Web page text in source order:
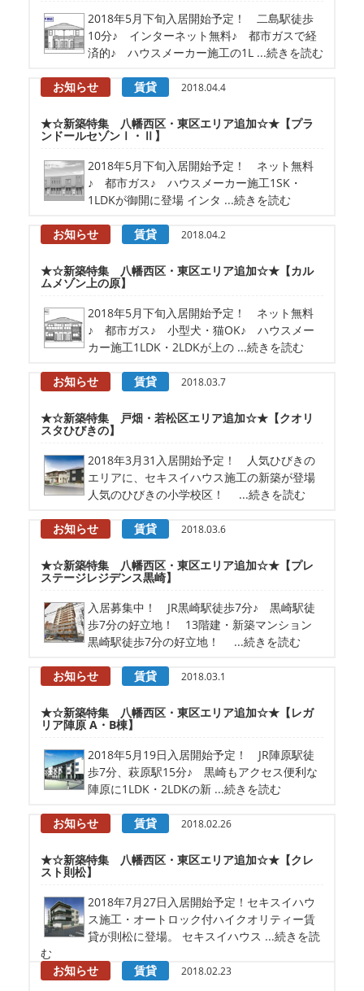
2018年5月下旬入居開始予定！ 二島駅徒歩
10分♪ インターネット無料♪ 都市ガスで経
済的♪ ハウスメーカー施工の1L ...続きを読む
お知らせ 賃貸 2018.04.4
★☆新築特集 八幡西区・東区エリア追加☆★【プラ
ンドールセゾンⅠ・Ⅱ】
2018年5月下旬入居開始予定！ ネット無料
♪ 都市ガス♪ ハウスメーカー施工1SK・
1LDKが御開に登場 インタ ...続きを読む
お知らせ 賃貸 2018.04.2
★☆新築特集 八幡西区・東区エリア追加☆★【カル
ムメゾン上の原】
2018年5月下旬入居開始予定！ ネット無料
♪ 都市ガス♪ 小型犬・猫OK♪ ハウスメー
カー施工1LDK・2LDKが上の ...続きを読む
お知らせ 賃貸 2018.03.7
★☆新築特集 戸畑・若松区エリア追加☆★【クオリ
スタひびきの】
2018年3月31入居開始予定！ 人気ひびきの
エリアに、セキスイハウス施工の新築が登場
人気のひびきの小学校区！ ...続きを読む
お知らせ 賃貸 2018.03.6
★☆新築特集 八幡西区・東区エリア追加☆★【プレ
ステージレジデンス黒崎】
入居募集中！ JR黒崎駅徒歩7分♪ 黒崎駅徒
歩7分の好立地！ 13階建・新築マンション
黒崎駅徒歩7分の好立地！ ...続きを読む
お知らせ 賃貸 2018.03.1
★☆新築特集 八幡西区・東区エリア追加☆★【レガ
リア陣原 A・B棟】
2018年5月19日入居開始予定！ JR陣原駅徒
歩7分、萩原駅15分♪ 黒崎もアクセス便利な
陣原に1LDK・2LDKの新 ...続きを読む
お知らせ 賃貸 2018.02.26
★☆新築特集 八幡西区・東区エリア追加☆★【クレ
スト則松】
2018年7月27日入居開始予定！セキスイハウ
ス施工・オートロック付ハイクオリティー賃
貸が則松に登場。 セキスイハウス ...続きを読
む
お知らせ
賃貸 2018.02.23